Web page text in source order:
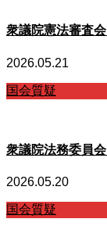
衆議院憲法審査
2026.05.21
国会質疑
衆議院法務委員
2026.05.20
国会質疑